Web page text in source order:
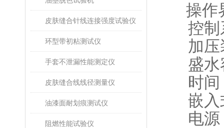
皮肤缝合针线连接强度试验仪
环型带初粘测试仪
手套不泄漏性能测定仪
皮肤缝合线线径测量仪
油漆面耐划痕测试仪
阻燃性能试验仪
操作
控制
加压
盛水
时间
嵌入
电源